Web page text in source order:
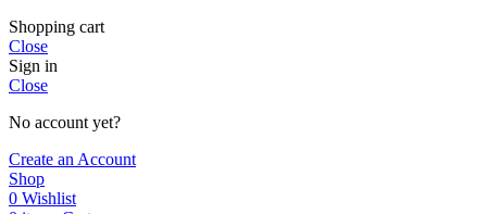
Shopping cart
Close
Sign in
Close
No account yet?
Create an Account
Shop
0 Wishlist